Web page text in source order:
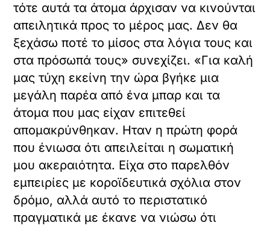
τότε αυτά τα άτομα άρχισαν να κινούνται
απειλητικά προς το μέρος μας. Δεν θα
ξεχάσω ποτέ το μίσος στα λόγια τους και
στα πρόσωπά τους» συνεχίζει. «Για καλή
μας τύχη εκείνη την ώρα βγήκε μια
μεγάλη παρέα από ένα μπαρ και τα
άτομα που μας είχαν επιτεθεί
απομακρύνθηκαν. Ηταν η πρώτη φορά
που ένιωσα ότι απειλείται η σωματική
μου ακεραιότητα. Είχα στο παρελθόν
εμπειρίες με κοροϊδευτικά σχόλια στον
δρόμο, αλλά αυτό το περιστατικό
πραγματικά με έκανε να νιώσω ότι